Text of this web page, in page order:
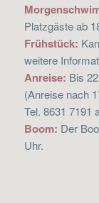
Platzgäste ab
Frühstück:
weitere
Anreise: Bis
(Anreise nach
Tel. 8631 7191
Boom: Der
Uhr.